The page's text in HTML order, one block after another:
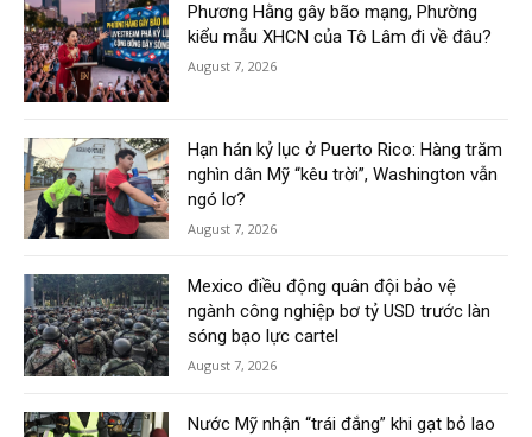
Phương Hằng gây bão mạng, Phường
kiểu mẫu XHCN của Tô Lâm đi về đâu?
August 7, 2026
Hạn hán kỷ lục ở Puerto Rico: Hàng trăm
nghìn dân Mỹ “kêu trời”, Washington vẫn
ngó lơ?
August 7, 2026
Mexico điều động quân đội bảo vệ
ngành công nghiệp bơ tỷ USD trước làn
sóng bạo lực cartel
August 7, 2026
Nước Mỹ nhận “trái đắng” khi gạt bỏ lao